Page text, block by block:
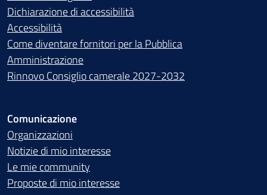
Dichiarazione di accessibilità
Accessibilità
Come diventare fornitori per la Pubblica
Amministrazione
Rinnovo Consiglio camerale 2027-2032
Comunicazione
Organizzazioni
Notizie di mio interesse
Le mie community
Proposte di mio interesse